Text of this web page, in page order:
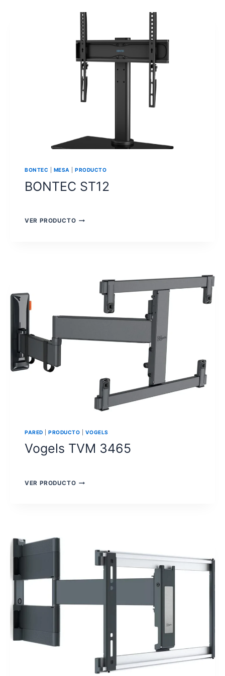
BONTEC MESA |PRODUCTO
BONTEC ST12
VER PRODUCTOBONTEC
PARED |PRODUCTO VOGELS
Vogels TVM 3465
VER PRODUCTOVOGELS